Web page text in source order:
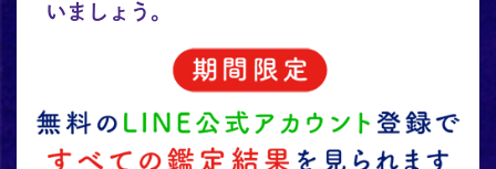
いましょう。